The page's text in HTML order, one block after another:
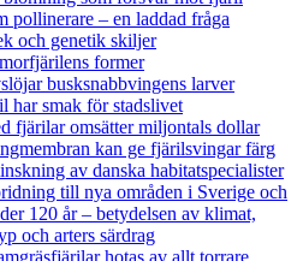
pollinerare – en laddad fråga
och genetik skiljer
former
busksnabbvingens larver
har smak för stadslivet
fjärilar omsätter miljontals dollar
kan ge fjärilsvingar färg
av danska habitatspecialister
till nya områden i Sverige och
120 år– betydelsen av klimat,
och arters särdrag
hotas av allt torrare